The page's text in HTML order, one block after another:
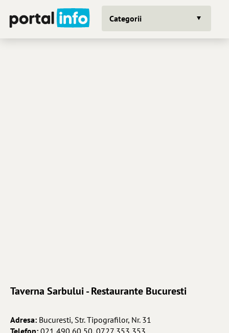
Categorii
Taverna Sarbului - Restaurante Bucuresti
Adresa: Bucuresti, Str. Tipografilor, Nr. 31
Telefon: 021 490 60 50, 0727 353 353